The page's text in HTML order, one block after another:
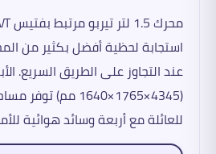
استجابة لحظية أفضل بكثير من
عند التجاوز على الطريق السريع.
(4345×1765×1640
للعائلة مع أربعة وسائد هوائية